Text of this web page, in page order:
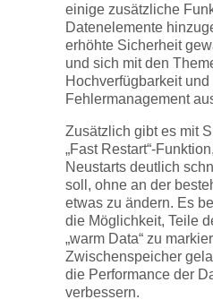
einige zusätzliche
Datenelemente
erhöhte Sicherheit
und sich mit den
Hochverfügbarkeit und
Fehlermanagement
Zusätzlich gibt es mit
„Fast Restart“-
Neustarts deutlich
soll, ohne an der
etwas zu ändern. Es
die Möglichkeit, Teile
„warm Data“ zu
Zwischenspeicher
die Performance der
verbessern.